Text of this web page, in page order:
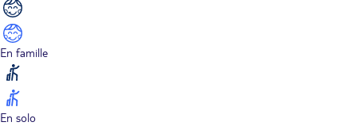
En famille
En solo